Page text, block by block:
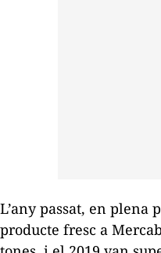
L’any passat, en plena
producte fresc a